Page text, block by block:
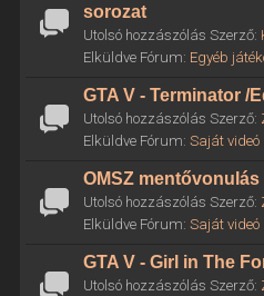
sorozat
Utolsó hozzászólás Szerző:
Elküldve Fórum: Egyéb
GTA V - Terminator /
Utolsó hozzászólás Szerző:
Elküldve Fórum: Saját videó
OMSZ mentővonulás
Utolsó hozzászólás Szerző:
Elküldve Fórum: Saját videó
GTA V - Girl in The
Utolsó hozzászólás Szerző: